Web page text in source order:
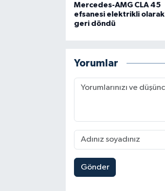
Mercedes-AMG CLA 45
efsanesi elektrikli olarak
geri döndü
Yorumlar
Gönder